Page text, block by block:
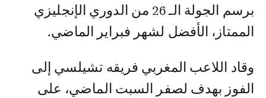
برسم الجولة الـ 26 من الدوري الإنجليزي
الممتاز، الأفضل لشهر فبراير الماضي.
وقاد اللاعب المغربي فريقه تشيلسي إلى
الفوز بهدف لصفر السبت الماضي، على